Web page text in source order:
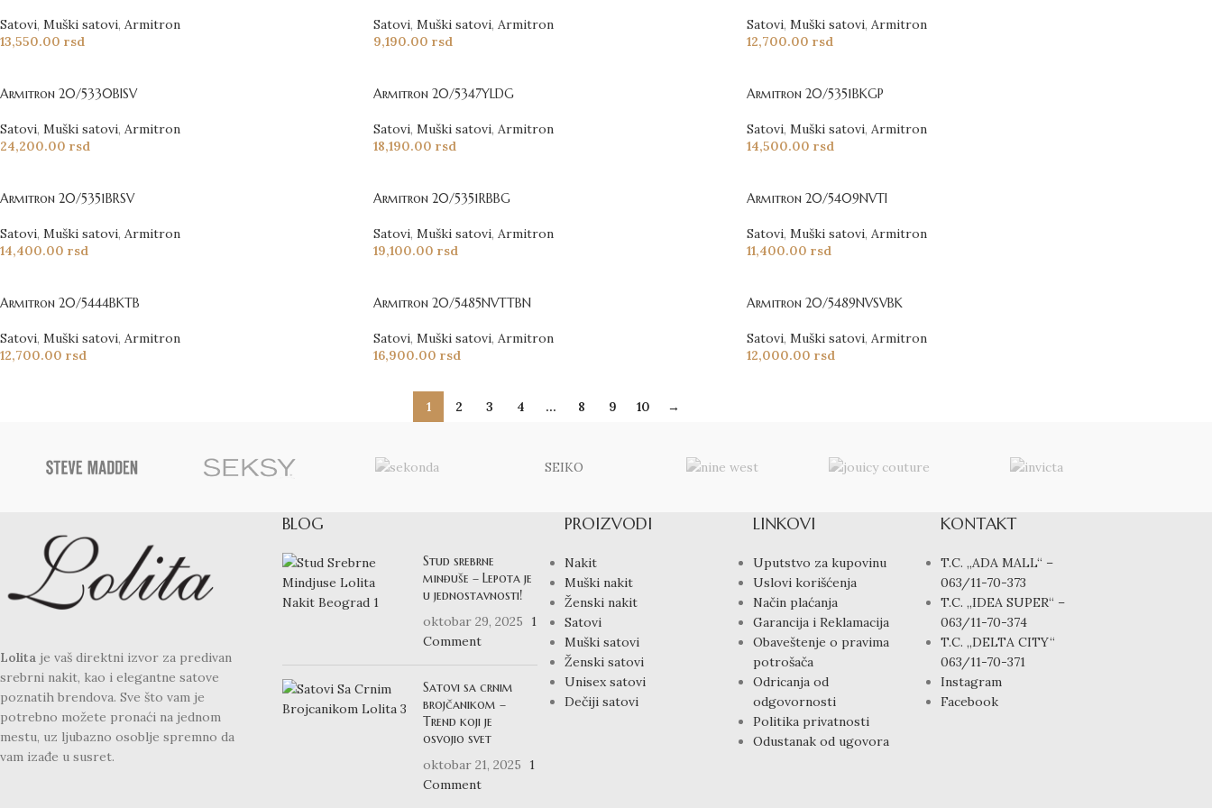
Satovi, Muški satovi, Armitron
13,550.00 rsd
Satovi, Muški satovi, Armitron
9,190.00 rsd
Satovi, Muški satovi, Armitron
12,700.00 rsd
Armitron 20/5330BISV
Satovi, Muški satovi, Armitron
24,200.00 rsd
Armitron 20/5347YLDG
Satovi, Muški satovi, Armitron
18,190.00 rsd
Armitron 20/5351BKGP
Satovi, Muški satovi, Armitron
14,500.00 rsd
Armitron 20/5351BRSV
Satovi, Muški satovi, Armitron
14,400.00 rsd
Armitron 20/5351RBBG
Satovi, Muški satovi, Armitron
19,100.00 rsd
Armitron 20/5409NVTI
Satovi, Muški satovi, Armitron
11,400.00 rsd
Armitron 20/5444BKTB
Satovi, Muški satovi, Armitron
12,700.00 rsd
Armitron 20/5485NVTTBN
Satovi, Muški satovi, Armitron
16,900.00 rsd
Armitron 20/5489NVSVBK
Satovi, Muški satovi, Armitron
12,000.00 rsd
1 2 3 4 … 8 9 10 →
SEIKO
Lolita je vaš direktni izvor za predivan
srebrni nakit, kao i elegantne satove
poznatih brendova. Sve što vam je
potrebno možete pronaći na jednom
mestu, uz ljubazno osoblje spremno da
vam izađe u susret.
BLOG
Stud srebrne
minđuše – Lepota je
u jednostavnosti!
oktobar 29, 2025
1
Comment
Satovi sa crnim
brojčanikom –
Trend koji je
osvojio svet
oktobar 21, 2025
1
Comment
PROIZVODI
Nakit
Muški nakit
Ženski nakit
Satovi
Muški satovi
Ženski satovi
Unisex satovi
Dečiji satovi
LINKOVI
Uputstvo za kupovinu
Uslovi korišćenja
Način plaćanja
Garancija i Reklamacija
Obaveštenje o pravima
potrošača
Odricanja od
odgovornosti
Politika privatnosti
Odustanak od ugovora
KONTAKT
T.C. „ADA MALL“ –
063/11-70-373
T.C. „IDEA SUPER“ –
063/11-70-374
T.C. „DELTA CITY“
063/11-70-371
Instagram
Facebook